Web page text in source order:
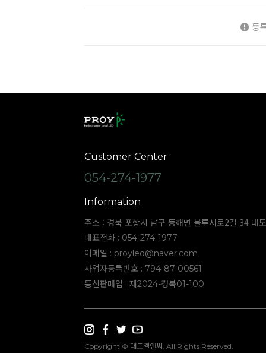
등
Customer Center
054-274-1977
Information
주소 : 경북 포항시 남구 동해면 블루서로2길 34 대
대표전화 : 054-274-1977
이메일 : proyled@naver.com
사업자등록번호 : 794-87-00561
통신판매업 : 제2024-경북01-100
Copyright © 대도엘앤씨. All Rights Reserved.